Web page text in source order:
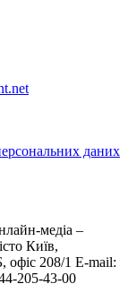
даних
медіа –
Київ,
208/1 E-mail:
205-43-00